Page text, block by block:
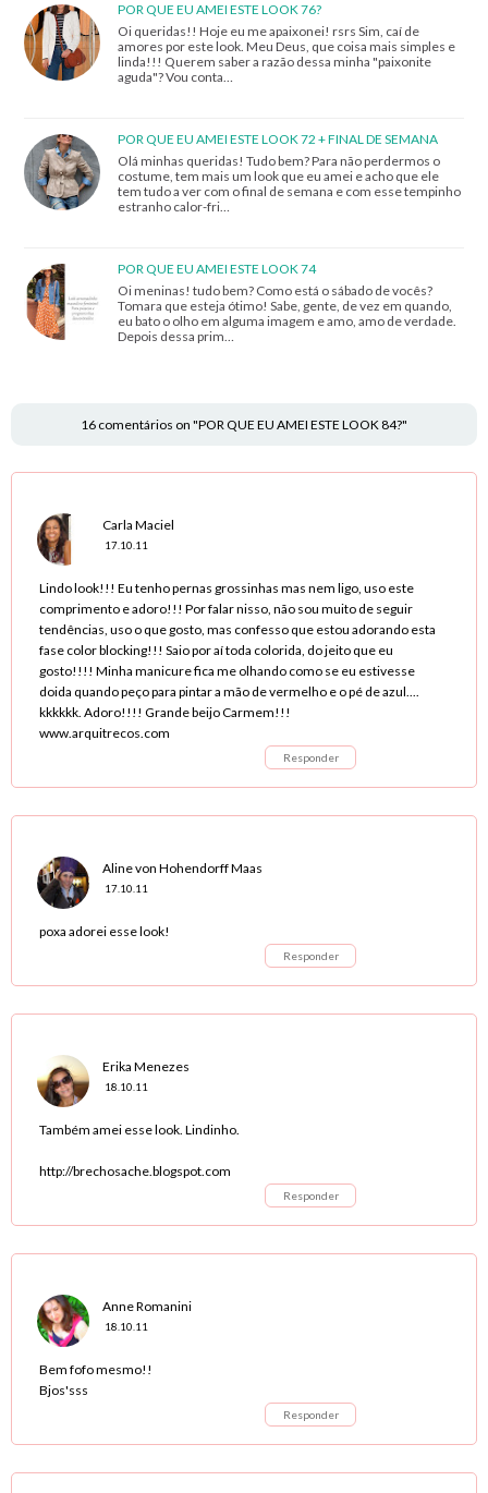
POR QUE EU AMEI ESTE LOOK 76?
Oi queridas!! Hoje eu me apaixonei! rsrs Sim, caí de
amores por este look. Meu Deus, que coisa mais simples e
linda!!! Querem saber a razão dessa minha "paixonite
aguda"? Vou conta…
POR QUE EU AMEI ESTE LOOK 72 + FINAL DE SEMANA
Olá minhas queridas! Tudo bem? Para não perdermos o
costume, tem mais um look que eu amei e acho que ele
tem tudo a ver com o final de semana e com esse tempinho
estranho calor-fri…
POR QUE EU AMEI ESTE LOOK 74
Oi meninas! tudo bem? Como está o sábado de vocês?
Tomara que esteja ótimo! Sabe, gente, de vez em quando,
eu bato o olho em alguma imagem e amo, amo de verdade.
Depois dessa prim…
16 comentários on "POR QUE EU AMEI ESTE LOOK 84?"
Carla Maciel
17.10.11
Lindo look!!! Eu tenho pernas grossinhas mas nem ligo, uso este
comprimento e adoro!!! Por falar nisso, não sou muito de seguir
tendências, uso o que gosto, mas confesso que estou adorando esta
fase color blocking!!! Saio por aí toda colorida, do jeito que eu
gosto!!!! Minha manicure fica me olhando como se eu estivesse
doida quando peço para pintar a mão de vermelho e o pé de azul....
kkkkkk. Adoro!!!! Grande beijo Carmem!!!
www.arquitrecos.com
Responder
Aline von Hohendorff Maas
17.10.11
poxa adorei esse look!
Responder
Erika Menezes
18.10.11
Também amei esse look. Lindinho.
http://brechosache.blogspot.com
Responder
Anne Romanini
18.10.11
Bem fofo mesmo!!
Bjos'sss
Responder